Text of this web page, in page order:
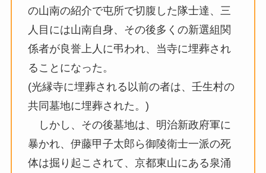
の山南の紹介で屯所で切腹した隊士達、三
人目には山南自身、その後多くの新選組関
係者が良誉上人に弔われ、当寺に埋葬され
ることになった。
(光縁寺に埋葬される以前の者は、壬生村の
共同墓地に埋葬された。)
しかし、その後墓地は、明治新政府軍に
暴かれ、伊藤甲子太郎ら御陵衛士一派の死
体は掘り起こされて、京都東山にある泉涌